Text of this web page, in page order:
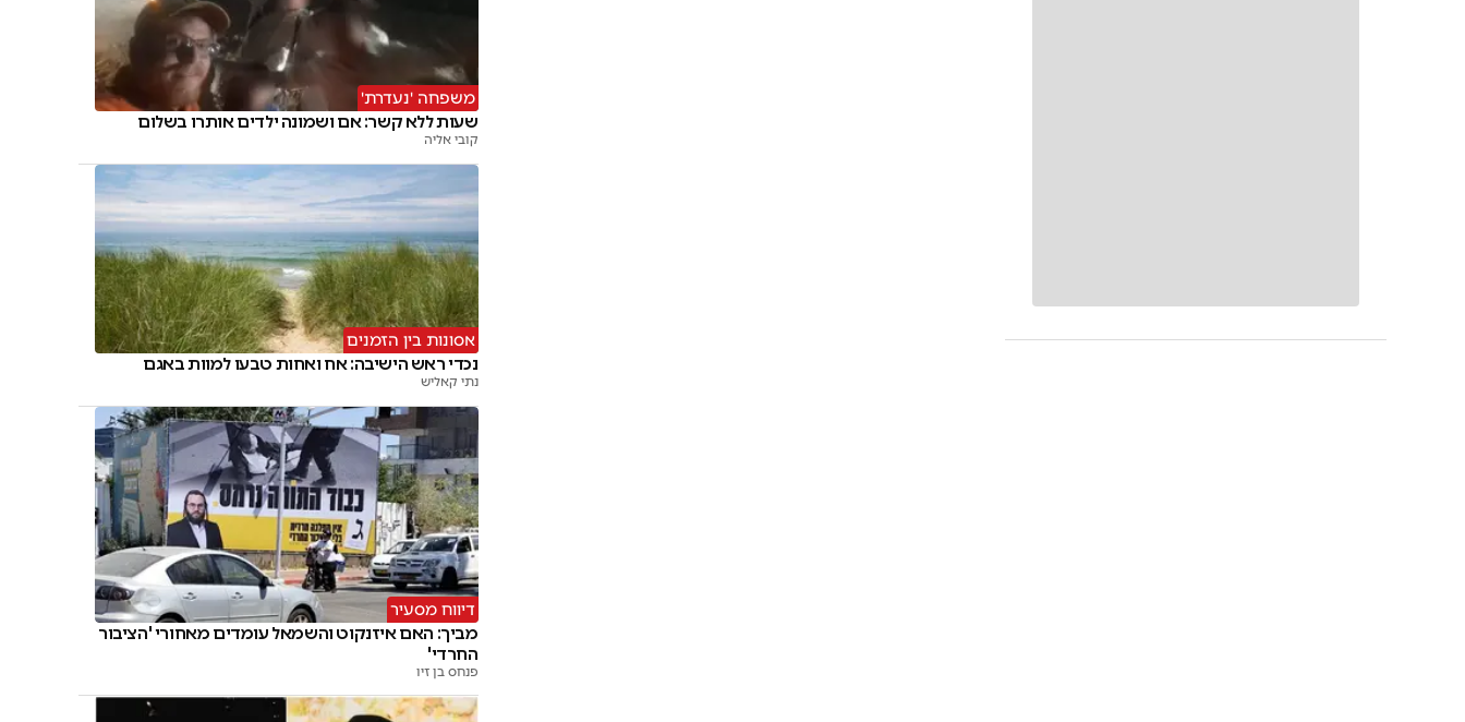
משפחה 'נעדרת'
שעות ללא קשר: אם ושמונה ילדים אותרו בשלום
קובי אליה
אסונות בין הזמנים
נכדי ראש הישיבה: אח ואחות טבעו למוות באגם
נתי קאליש
דיווח מסעיר
מביך: האם איזנקוט והשמאל עומדים מאחורי 'הציבור
החרדי'
פנחס בן זיו